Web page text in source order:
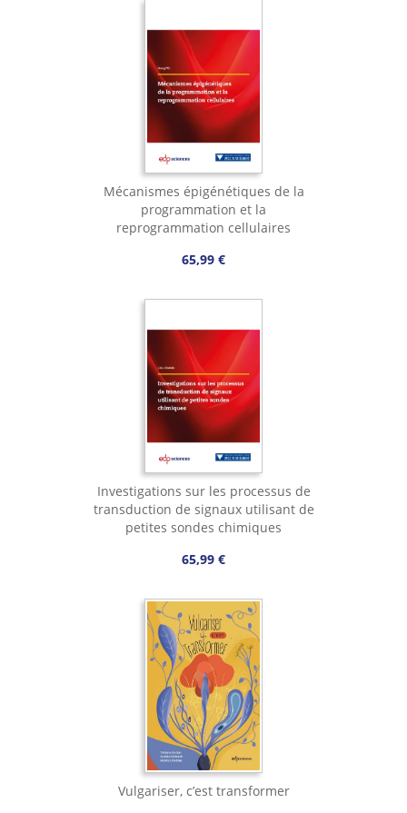
Mécanismes épigénétiques de la
programmation et la
reprogrammation cellulaires
65,99 €
Investigations sur les processus de
transduction de signaux utilisant de
petites sondes chimiques
65,99 €
Vulgariser, c’est transformer